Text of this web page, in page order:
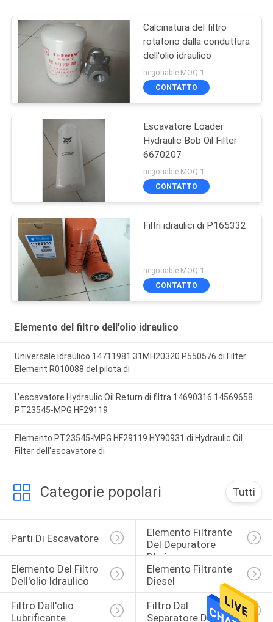
Calcinatura del filtro
rotatorio dalla conduttura
dell'olio idraulico
negotiable MOQ:1
CONTATTO
Escavatore Loader
Hydraulic Bob Oil Filter
6670207
negotiable MOQ:1
CONTATTO
Filtri idraulici di P165332
negotiable MOQ:1
CONTATTO
Elemento del filtro dell'olio idraulico
Universale idraulico 14711981 31MH20320 P550576 di Filter
Element R010088 del pilota di
L'escavatore Hydraulic Oil Return di filtra 14690316 14569658
PT23545-MPG HF29119
Elemento PT23545-MPG HF29119 HY90931 di Hydraulic Oil
Filter dell'escavatore di
Categorie popolari Tutti
Parti Di Escavatore
Elemento Filtrante
Del Depuratore
D'aria
Elemento Del Filtro
Dell'olio Idraulico
Elemento Filtrante
Diesel
Filtro Dall'olio
Lubrificante
Filtro Dal
Separatore Di